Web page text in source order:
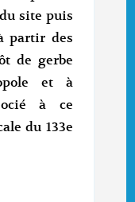
site puis
partir des
de gerbe
et à
à ce
du 133e